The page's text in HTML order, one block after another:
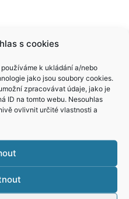
s cookies
k ukládání a/nebo
jako jsou soubory cookies.
zpracovávat údaje, jako je
ID na tomto webu. Nesouhlas
ovlivnit určité vlastnosti a
v našem regionu.
v ČR